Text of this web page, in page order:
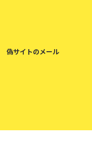
偽サイトのメール